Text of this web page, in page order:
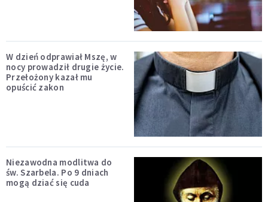
W dzień odprawiał Mszę, w
nocy prowadził drugie życie.
Przełożony kazał mu
opuścić zakon
Niezawodna modlitwa do
św. Szarbela. Po 9 dniach
mogą dziać się cuda